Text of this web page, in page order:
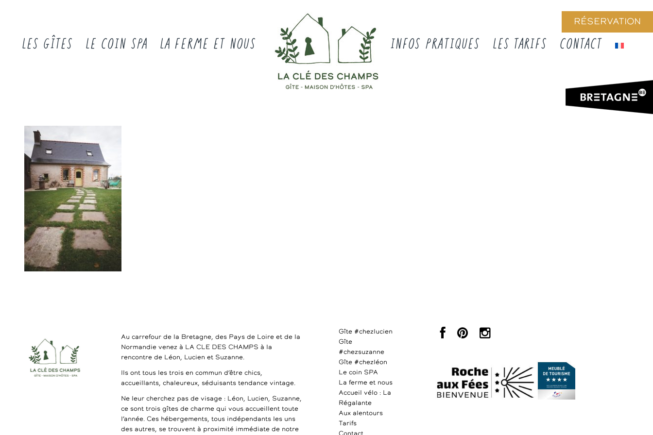
RÉSERVATION
LES GÎTES LE COIN SPA LA FERME ET NOUS INFOS PRATIQUES LES TARIFS CONTACT
Au carrefour de la Bretagne, des Pays de Loire et de la
Normandie venez à LA CLE DES CHAMPS à la
rencontre de Léon, Lucien et Suzanne.
Ils ont tous les trois en commun d’être chics,
accueillants, chaleureux, séduisants tendance vintage.
Ne leur cherchez pas de visage : Léon, Lucien, Suzanne,
ce sont trois gîtes de charme qui vous accueillent toute
l’année. Ces hébergements, tous indépendants les uns
des autres, se trouvent à proximité immédiate de notre
Gîte #chezlucien
Gîte
#chezsuzanne
Gîte #chezléon
Le coin SPA
La ferme et nous
Accueil vélo : La
Régalante
Aux alentours
Tarifs